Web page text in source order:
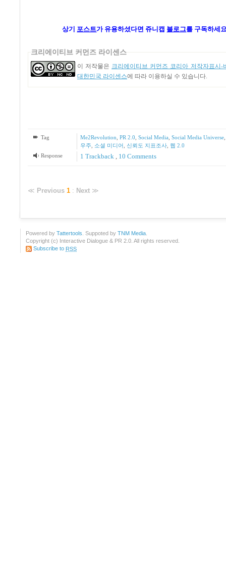
상기 포스트가유용하셨다면 쥬니캡 블로그를 구독하세
크리에이티브 커먼즈 라이센스
이 저작물은 크리에이티브 커먼즈 코리아 저작자표시-
대한민국 라이센스에 따라 이용하실 수 있습니다.
Tag Me2Revolution, PR 2.0, Social Media, Social Media Universe
우주, 소셜 미디어, 신뢰도 지표조사, 웹 2.0
Response
1 Trackback 10 Comments
≪ Previous 1 : Next ≫
Powered by Tattertools . Suppoted by TNM Media
Copyright (c) Interactive Dialogue & PR 2.0. All rights reserved.
Subscribe to RSS